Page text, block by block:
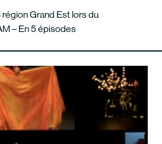
Grand Est lors du
– En 5 épisodes